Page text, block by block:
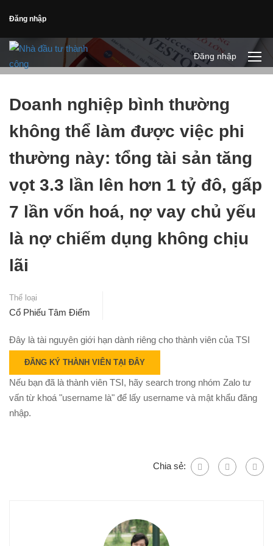
Đăng nhập
Đăng nhập
Doanh nghiệp bình thường
không thể làm được việc phi
thường này: tổng tài sản tăng
vọt 3.3 lần lên hơn 1 tỷ đô, gấp
7 lần vốn hoá, nợ vay chủ yếu
là nợ chiếm dụng không chịu
lãi
Thể loại
Cổ Phiếu Tâm Điểm
Đây là tài nguyên giới hạn dành riêng cho thành viên của TSI
ĐĂNG KÝ THÀNH VIÊN TẠI ĐÂY
Nếu bạn đã là thành viên TSI, hãy search trong nhóm Zalo tư
vấn từ khoá "username là" để lấy username và mật khẩu đăng
nhập.
Chia sẻ: